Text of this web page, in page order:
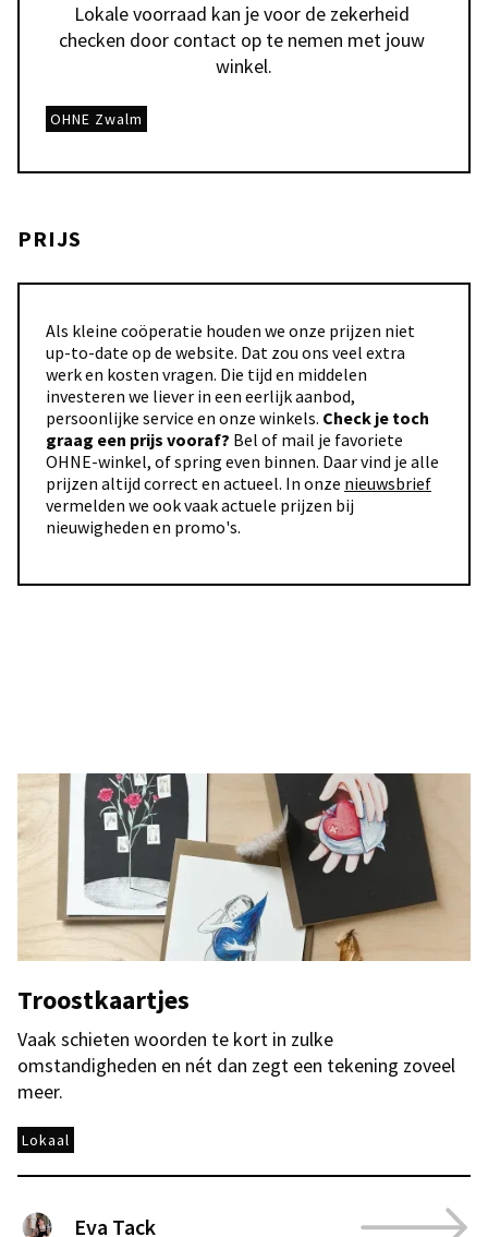
Lokale voorraad kan je voor de zekerheid
checken door contact op te nemen met jouw
winkel.
OHNE Zwalm
PRIJS
Als kleine coöperatie houden we onze prijzen niet
up-to-date op de website. Dat zou ons veel extra
werk en kosten vragen. Die tijd en middelen
investeren we liever in een eerlijk aanbod,
persoonlijke service en onze winkels. Check je toch
graag een prijs vooraf? Bel of mail je favoriete
OHNE-winkel, of spring even binnen. Daar vind je alle
prijzen altijd correct en actueel. In onze nieuwsbrief
vermelden we ook vaak actuele prijzen bij
nieuwigheden en promo's.
Troostkaartjes
Vaak schieten woorden te kort in zulke
omstandigheden en nét dan zegt een tekening zoveel
meer.
Lokaal
Eva Tack